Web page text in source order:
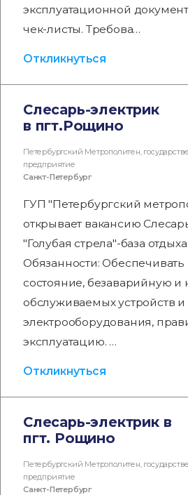
эксплуатационной
чек-листы. Требова…
Откликнуться
Слесарь-электрик
в пгт.Рощино
Петербургский Метрополитен,
предприятие
Санкт-Петербург
ГУП "Петербургский
открывает вакансию
"Голубая стрела"-база
Обязанности:
состояние, безаварийную
обслуживаемых устройств и
электрооборудования,
эксплуатацию. …
Откликнуться
Слесарь-электрик в
пгт. Рощино
Петербургский Метрополитен,
предприятие
Санкт-Петербург